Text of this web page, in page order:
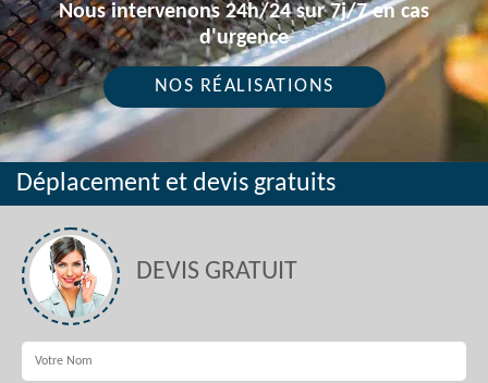
Nous intervenons 24h/24 sur 7j/7 en cas
d'urgence
NOS RÉALISATIONS
Déplacement et devis gratuits
DEVIS GRATUIT